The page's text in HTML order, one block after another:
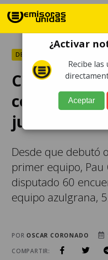
DEPORTES
Cubarsí
con
junio de 2029
Desde que debutó
primer equipo, Pau
disputado 60
equipo azulgrana,
POR OSCAR CORONADO
COMPARTIR:
¿Activar
Recibe
Aceptar